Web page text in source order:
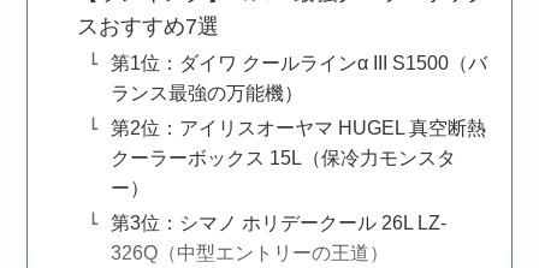
スおすすめ7選
第1位：ダイワ クールラインα III S1500（バ
ランス最強の万能機）
第2位：アイリスオーヤマ HUGEL 真空断熱
クーラーボックス 15L（保冷力モンスタ
ー）
第3位：シマノ ホリデークール 26L LZ-
326Q（中型エントリーの王道）